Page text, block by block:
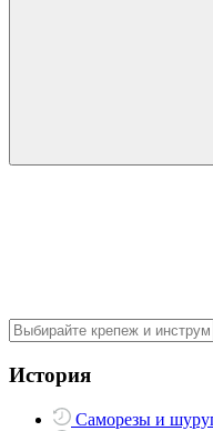
История
Саморезы и